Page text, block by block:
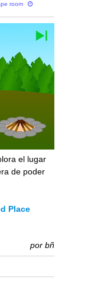
room
el lugar
de poder
Place
por bñ